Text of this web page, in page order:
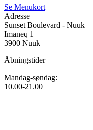
Se Menukort
Adresse
Sunset Boulevard - Nuuk
Imaneq 1
3900 Nuuk |
Åbningstider
Mandag-søndag:
10.00-21.00